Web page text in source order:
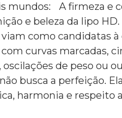
mundos: A firmeza e
e beleza da lipo HD.
como candidatas
curvas marcadas,
de peso ou
busca a perfeição.
harmonia e respeito